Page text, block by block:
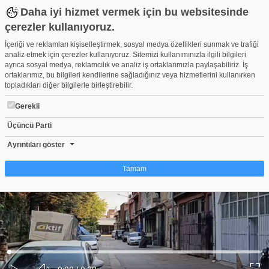
Daha iyi hizmet vermek için bu websitesinde
çerezler kullanıyoruz.
İçeriği ve reklamları kişiselleştirmek, sosyal medya özellikleri sunmak ve trafiği
analiz etmek için çerezler kullanıyoruz. Sitemizi kullanımınızla ilgili bilgileri
ayrıca sosyal medya, reklamcılık ve analiz iş ortaklarımızla paylaşabiliriz. İş
ortaklarımız, bu bilgileri kendilerine sağladığınız veya hizmetlerini kullanırken
topladıkları diğer bilgilerle birleştirebilir.
Gerekli
Üçüncü Parti
Ayrıntıları göster
Tamam
Çerez nedir?
Çerezler, web-sitelerinin, kullanıcıların deneyimlerini daha verimli hale getirmek
amacıyla kullandığı küçük metin dosyalarıdır. Yasalara göre, bu sitenin
işletilmesi için kesinlikle gerekli olan çerezleri cihazınıza yerleştirebiliyoruz.
Diğer çerez türleri için sizden izin almamız gerekiyor. Bu site farklı çerez türleri
kullanmaktadır. Bazı çerezler, sayfalarımızda yer alan üçüncü şahıs hizmetleri
tarafından yerleştirilir. İzniniz şu alanlar için geçerlidir: web.tv
Ses
Yüklendi:
Yükleniyor:
0%
Bursa'da çatı çöktü: 29 yaşındaki genç ağır yaralandı